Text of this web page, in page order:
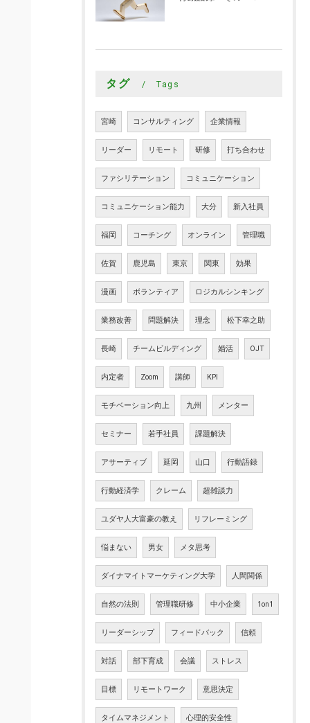
タグ Tags
宮崎 コンサルティング 企業情報
リーダー リモート 研修 打ち合わせ
ファシリテーション コミュニケーション
コミュニケーション能力 大分 新入社員
福岡 コーチング オンライン 管理職
佐賀 鹿児島 東京 関東 効果
漫画 ボランティア ロジカルシンキング
業務改善 問題解決 理念 松下幸之助
長崎 チームビルディング 婚活 OJT
内定者 Zoom 講師 KPI
モチベーション向上 九州 メンター
セミナー 若手社員 課題解決
アサーティブ 延岡 山口 行動語録
行動経済学 クレーム 超雑談力
ユダヤ人大富豪の教え リフレーミング
悩まない 男女 メタ思考
ダイナマイトマーケティング大学 人間関係
自然の法則 管理職研修 中小企業 1on1
リーダーシップ フィードバック 信頼
対話 部下育成 会議 ストレス
目標 リモートワーク 意思決定
タイムマネジメント 心理的安全性